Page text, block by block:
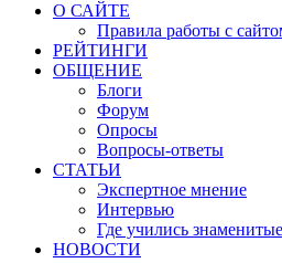
О САЙТЕ
Правила работы с
РЕЙТИНГИ
ОБЩЕНИЕ
Блоги
Форум
Опросы
Вопросы-ответы
СТАТЬИ
Экспертное мнение
Интервью
Где учились
НОВОСТИ